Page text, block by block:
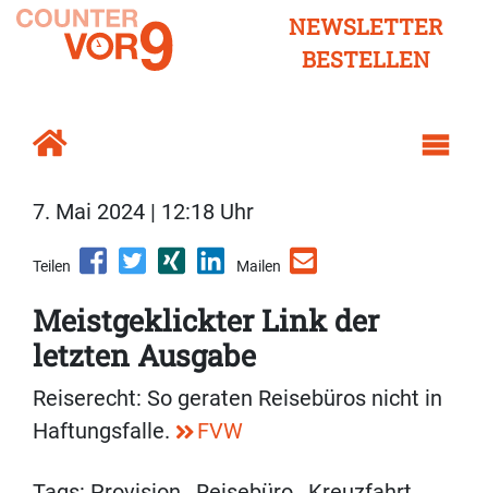
NEWSLETTER
BESTELLEN
7. Mai 2024 | 12:18 Uhr
Teilen Mailen
Meistgeklickter Link der
letzten Ausgabe
Reiserecht: So geraten Reisebüros nicht in
Haftungsfalle.
FVW